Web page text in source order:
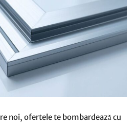
noi, ofertele te bombardează cu